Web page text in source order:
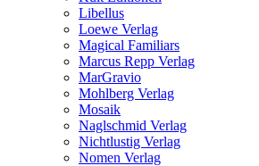
Libellus
Loewe Verlag
Magical Familiars
Marcus Repp Verlag
MarGravio
Mohlberg Verlag
Mosaik
Naglschmid Verlag
Nichtlustig Verlag
Nomen Verlag